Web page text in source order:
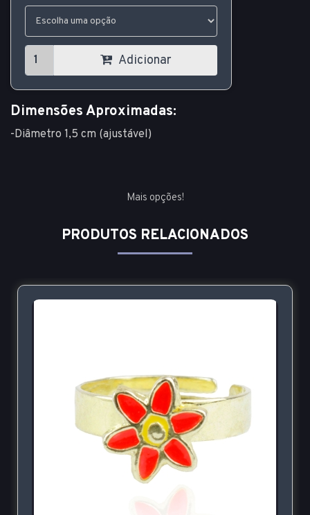
Adicionar
Dimensões Aproximadas:
-Diâmetro 1,5 cm (ajustável)
Mais opções!
PRODUTOS RELACIONADOS